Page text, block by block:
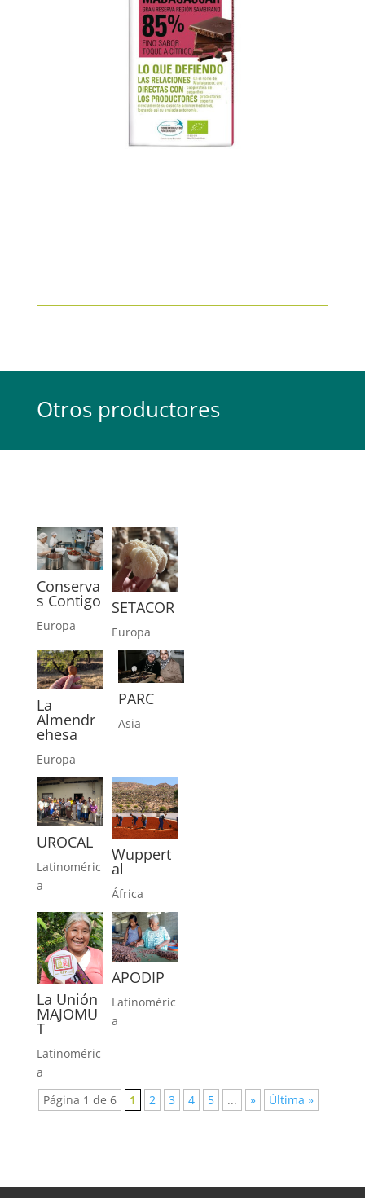
Otros productores
Conserva
s Contigo
Europa
SETACOR
Europa
La
Almendr
ehesa
Europa
PARC
Asia
UROCAL
Latinoméric
a
Wuppert
al
África
La Unión
MAJOMU
T
Latinoméric
a
APODIP
Latinoméric
a
Página 1 de 6 1 2 3 4 5 ... » Última »